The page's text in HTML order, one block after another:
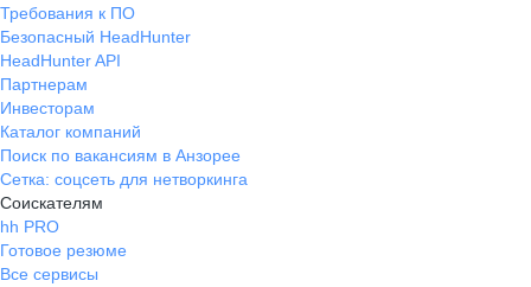
Требования к ПО
Безопасный HeadHunter
HeadHunter API
Партнерам
Инвесторам
Каталог компаний
Поиск по вакансиям в Анзорее
Сетка: соцсеть для нетворкинга
Соискателям
hh PRO
Готовое резюме
Все сервисы